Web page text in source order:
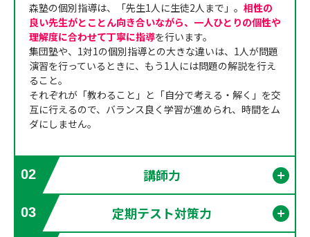
森塾の個別指導は、「先生1人に生徒2人まで」。 相性の
良い先生がとことん向き合いながら、一人ひとりの個性や
理解度に合わせて丁寧に指導を行います。
集団塾や、1対1の個別指導との大きな違いは、1人が問題
演習を行っているときに、もう1人には問題の解説を行え
ること。
それぞれが「教わること」と「自分で考える・解く」を交
互に行えるので、バランス良く学習が進められ、時間をム
ダにしません。
02 講師力
03 定期テスト対策力